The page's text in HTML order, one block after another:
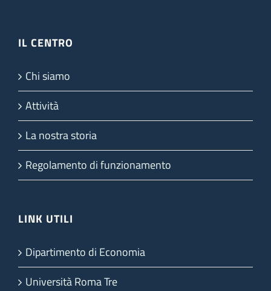
IL CENTRO
Chi siamo
Attività
La nostra storia
Regolamento di funzionamento
LINK UTILI
Dipartimento di Economia
Università Roma Tre